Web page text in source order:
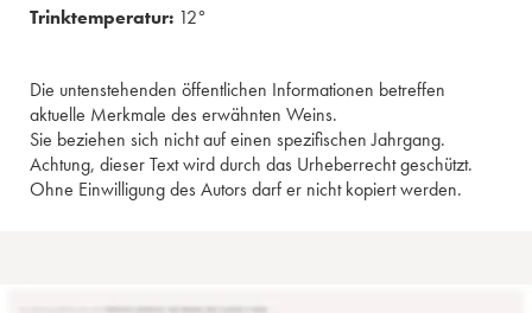
Trinktemperatur: 12°
Die untenstehenden öffentlichen Informationen betreffen
aktuelle Merkmale des erwähnten Weins.
Sie beziehen sich nicht auf einen spezifischen Jahrgang.
Achtung, dieser Text wird durch das Urheberrecht geschützt.
Ohne Einwilligung des Autors darf er nicht kopiert werden.